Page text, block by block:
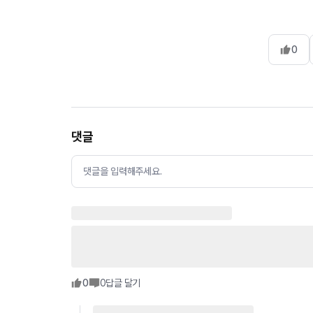
0
댓글
댓글을 입력해주세요.
0 0답글 달기